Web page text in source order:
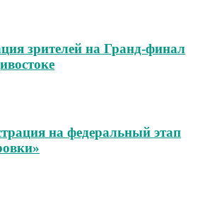
зрителей на Гранд-финал
на федеральный этап